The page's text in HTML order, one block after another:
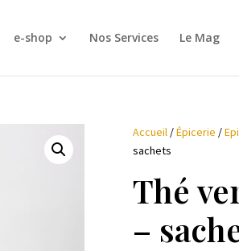
e-shop Nos Services Le Mag
Accueil /Épicerie /
sachets
Thé
–